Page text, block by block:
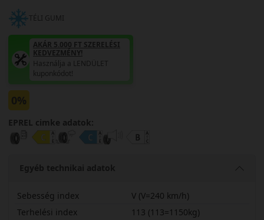
TÉLI GUMI
AKÁR 5.000 FT SZERELÉSI
KEDVEZMÉNY!
Használja a LENDÜLET
kuponkódot!
0%
EPREL cimke adatok:
Egyéb technikai adatok
Sebesség index
V (V=240 km/h)
Terhelési index
113 (113=1150kg)